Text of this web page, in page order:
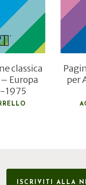
classica
Europa
1975
per
ISCRIVITI ALLA